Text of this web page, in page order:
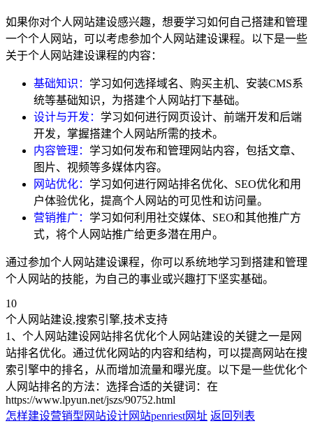
如果你对个人网站建设感兴趣，想要学习如何自己搭建和管理
一个个人网站，可以考虑参加个人网站建设课程。以下是一些
关于个人网站建设课程的内容：
基础知识： 学习如何选择域名、购买主机、安装CMS系
统等基础知识，为搭建个人网站打下基础。
设计与开发： 学习如何进行网页设计、前端开发和后端
开发，掌握搭建个人网站所需的技术。
内容管理： 学习如何发布和管理网站内容，包括文章、
图片、视频等多媒体内容。
网站优化： 学习如何进行网站排名优化、SEO优化和用
户体验优化，提高个人网站的可见性和访问量。
营销推广： 学习如何利用社交媒体、SEO和其他推广方
式，将个人网站推广给更多潜在用户。
通过参加个人网站建设课程，你可以系统地学习到搭建和管理
个人网站的技能，为自己的事业或兴趣打下坚实基础。
10
个人网站建设,搜索引擎,技术支持
1、个人网站建设网站排名优化个人网站建设的关键之一是网
站排名优化。通过优化网站的内容和结构，可以提高网站在搜
索引擎中的排名，从而增加流量和曝光度。以下是一些优化个
人网站排名的方法：选择合适的关键词：在
https://www.lpyun.net/jszs/90752.html
怎样建设营销型网站设计网站penriest网址 返回列表